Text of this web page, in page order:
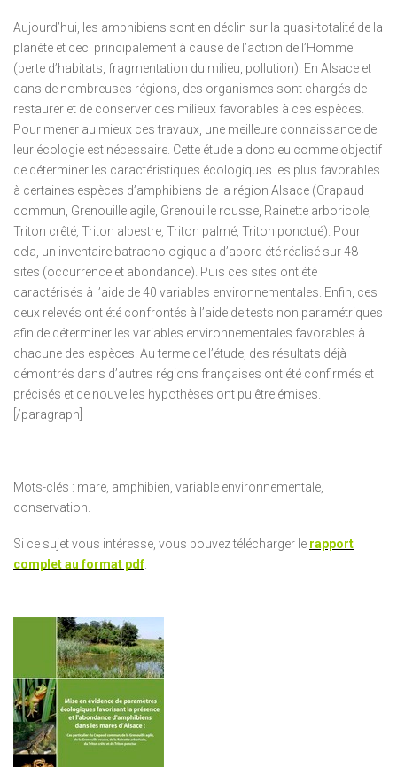
Aujourd’hui, les amphibiens sont en déclin sur la quasi-totalité de la
planète et ceci principalement à cause de l’action de l’Homme
(perte d’habitats, fragmentation du milieu, pollution). En Alsace et
dans de nombreuses régions, des organismes sont chargés de
restaurer et de conserver des milieux favorables à ces espèces.
Pour mener au mieux ces travaux, une meilleure connaissance de
leur écologie est nécessaire. Cette étude a donc eu comme objectif
de déterminer les caractéristiques écologiques les plus favorables
à certaines espèces d’amphibiens de la région Alsace (Crapaud
commun, Grenouille agile, Grenouille rousse, Rainette arboricole,
Triton crêté, Triton alpestre, Triton palmé, Triton ponctué). Pour
cela, un inventaire batrachologique a d’abord été réalisé sur 48
sites (occurrence et abondance). Puis ces sites ont été
caractérisés à l’aide de 40 variables environnementales. Enfin, ces
deux relevés ont été confrontés à l’aide de tests non paramétriques
afin de déterminer les variables environnementales favorables à
chacune des espèces. Au terme de l’étude, des résultats déjà
démontrés dans d’autres régions françaises ont été confirmés et
précisés et de nouvelles hypothèses ont pu être émises.
[/paragraph]
Mots-clés : mare, amphibien, variable environnementale,
conservation.
Si ce sujet vous intéresse, vous pouvez télécharger le rapport
complet au format pdf